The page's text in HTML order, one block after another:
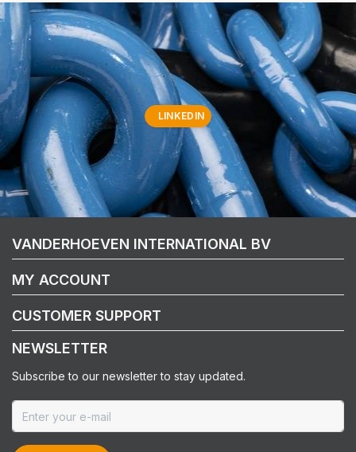
LINKEDIN
VANDERHOEVEN INTERNATIONAL BV
MY ACCOUNT
CUSTOMER SUPPORT
NEWSLETTER
Subscribe to our newsletter to stay updated.